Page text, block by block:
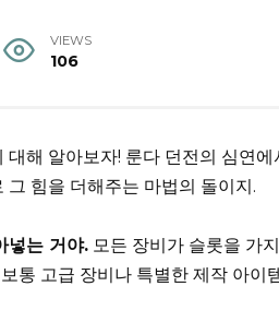
VIEWS
106
해 알아보자! 룬다 던전의 심연
힘을 더해주는 마법의 돌이지.
넣는 거야. 모든 장비가 슬롯을 가
통 고급 장비나 특별한 제작 아이